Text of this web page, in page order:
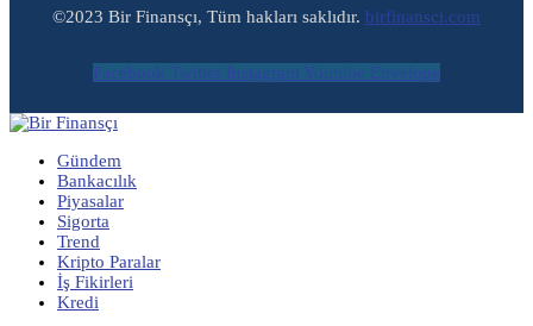
©2023 Bir Finansçı, Tüm hakları saklıdır. birfinansci.com
Facebook Twitter Instagram Youtube Envelope
Gündem
Bankacılık
Piyasalar
Sigorta
Trend
Kripto Paralar
İş Fikirleri
Kredi